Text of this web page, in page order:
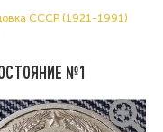
СССР (1921-1991)
№1